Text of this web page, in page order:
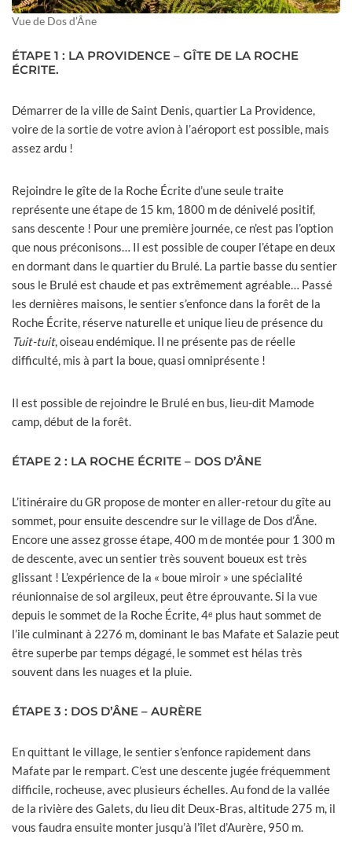
Vue de Dos d’Âne
ÉTAPE 1 : LA PROVIDENCE – GÎTE DE LA ROCHE
ÉCRITE.
Démarrer de la ville de Saint Denis, quartier La Providence,
voire de la sortie de votre avion à l’aéroport est possible, mais
assez ardu !
Rejoindre le gîte de la Roche Écrite d’une seule traite
représente une étape de 15 km, 1800 m de dénivelé positif,
sans descente ! Pour une première journée, ce n’est pas l’option
que nous préconisons… Il est possible de couper l’étape en deux
en dormant dans le quartier du Brulé. La partie basse du sentier
sous le Brulé est chaude et pas extrêmement agréable… Passé
les dernières maisons, le sentier s’enfonce dans la forêt de la
Roche Écrite, réserve naturelle et unique lieu de présence du
Tuit-tuit, oiseau endémique. Il ne présente pas de réelle
difficulté, mis à part la boue, quasi omniprésente !
Il est possible de rejoindre le Brulé en bus, lieu-dit Mamode
camp, début de la forêt.
ÉTAPE 2 : LA ROCHE ÉCRITE – DOS D’ÂNE
L’itinéraire du GR propose de monter en aller-retour du gîte au
sommet, pour ensuite descendre sur le village de Dos d’Âne.
Encore une assez grosse étape, 400 m de montée pour 1 300 m
de descente, avec un sentier très souvent boueux est très
glissant ! L’expérience de la « boue miroir » une spécialité
réunionnaise de sol argileux, peut être éprouvante. Si la vue
depuis le sommet de la Roche Écrite, 4ᵉ plus haut sommet de
l’ile culminant à 2276 m, dominant le bas Mafate et Salazie peut
être superbe par temps dégagé, le sommet est hélas très
souvent dans les nuages et la pluie.
ÉTAPE 3 : DOS D’ÂNE – AURÈRE
En quittant le village, le sentier s’enfonce rapidement dans
Mafate par le rempart. C’est une descente jugée fréquemment
difficile, rocheuse, avec plusieurs échelles. Au fond de la vallée
de la rivière des Galets, du lieu dit Deux-Bras, altitude 275 m, il
vous faudra ensuite monter jusqu’à l’îlet d’Aurère, 950 m.